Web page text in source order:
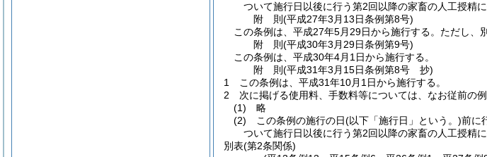
ついて施行日以後に行う第2回以降の家畜の人工授精
附 則(平成27年3月13日条例第8号)
この条例は、平成27年5月29日から施行する。 ただし、
附 則(平成30年3月29日条例第9号)
この条例は、平成30年4月1日から施行する。
附 則(平成31年3月15日条例第8号 抄)
1
この条例は、平成31年10月1日から施行する。
2
次に掲げる使用料、手数料等については、なお従前の例
(1)
略
(2)
この条例の施行の日(以下「施行日」という。)前に
ついて施行日以後に行う第2回以降の家畜の人工授精
別表(第2条関係)